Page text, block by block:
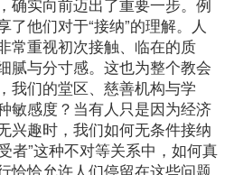
确实向前迈出了重要一步。例
了他们对于“接纳”的理解。人
常重视初次接触、临在的质
腻与分寸感。这也为整个教会
我们的堂区、慈善机构与学
敏感度？当有人只是因为经济
兴趣时，我们如何无条件接纳
者”这种不对等关系中，如何真
恰恰允许人们停留在这些问题